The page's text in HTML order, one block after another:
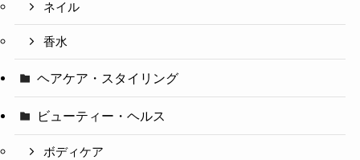
ネイル
香水
ヘアケア・スタイリング
ビューティー・ヘルス
ボディケア